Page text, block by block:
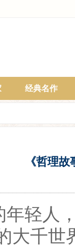
经典名作
《哲理
年轻人
大千世